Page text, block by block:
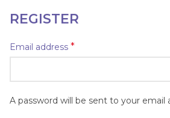
REGISTER
Email address *
A password will be sent to your email